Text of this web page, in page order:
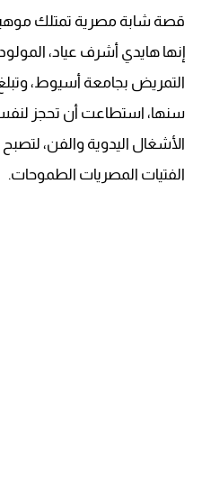
قصة شابة مصرية تمتلك موهبة
سنها، استطاعت أن تحجز
الأشغال اليدوية والفن،
الفتيات المصريات الطموحات.